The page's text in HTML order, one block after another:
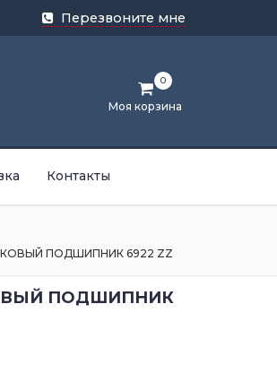
Перезвоните мне
Моя корзина
0
Контакты
ПОДШИПНИК 6922 ZZ
ПОДШИПНИК